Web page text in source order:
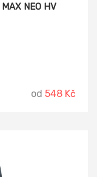
NEO HV
od 548 Kč